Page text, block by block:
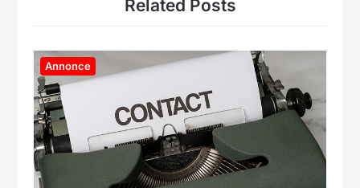
Related Posts
Annonce